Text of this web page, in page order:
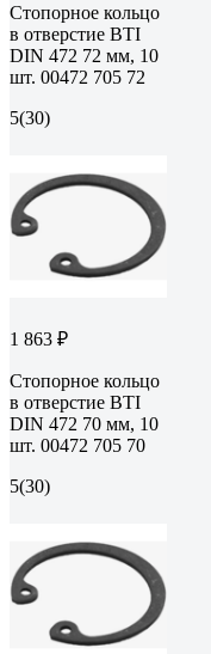
Стопорное кольцо
в отверстие BTI
DIN 472 72 мм, 10
шт. 00472 705 72
5(30)
1 863 ₽
Стопорное кольцо
в отверстие BTI
DIN 472 70 мм, 10
шт. 00472 705 70
5(30)